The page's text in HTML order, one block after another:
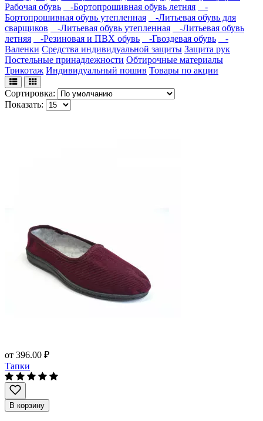
Рабочая обувь
-Бортопрошивная обувь летняя
-
Бортопрошивная обувь утепленная
-Литьевая обувь для
сварщиков
-Литьевая обувь утепленная
-Литьевая обувь
летняя
-Резиновая и ПВХ обувь -Гвоздевая обувь
-
Валенки Средства индивидуальной защиты Защита рук
Постельные принадлежности Обтирочные материалы
Трикотаж Индивидуальный пошив Товары по акции
Сортировка:
Показать:
от 396.00 ₽
Тапки
В корзину